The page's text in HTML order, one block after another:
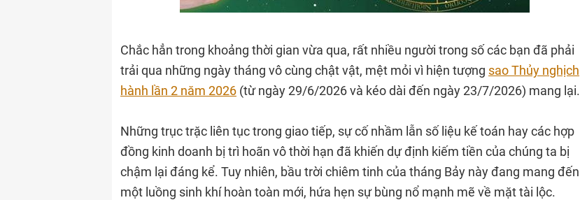
Chắc hẳn trong khoảng thời gian vừa qua, rất nhiều người trong số các bạn đã phải
trải qua những ngày tháng vô cùng chật vật, mệt mỏi vì hiện tượng sao Thủy nghịch
hành lần 2 năm 2026 (từ ngày 29/6/2026 và kéo dài đến ngày 23/7/2026) mang lại.
Những trục trặc liên tục trong giao tiếp, sự cố nhầm lẫn số liệu kế toán hay các hợp
đồng kinh doanh bị trì hoãn vô thời hạn đã khiến dự định kiếm tiền của chúng ta bị
chậm lại đáng kể. Tuy nhiên, bầu trời chiêm tinh của tháng Bảy này đang mang đến
một luồng sinh khí hoàn toàn mới, hứa hẹn sự bùng nổ mạnh mẽ về mặt tài lộc.